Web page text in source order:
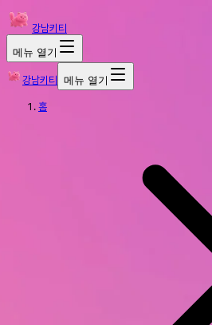
강남키티
메뉴 열기
강남키티 메뉴 열기
홈